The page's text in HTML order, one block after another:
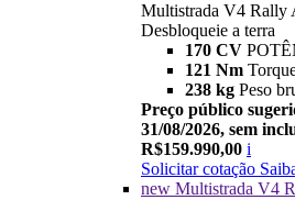
Multistrada V4 Rally
Desbloqueie a terra
170 CV
121 Nm
238 kg Peso
Preço público
31/08/2026, sem
R$159.990,00 i
Solicitar cotação
new Multistrada V4